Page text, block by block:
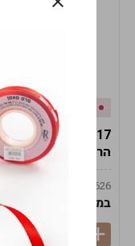
אזל המלאי
19617-2/17-אגרטל
הרמס 19ס"מ -לבן נקי
9009492379626
במארז